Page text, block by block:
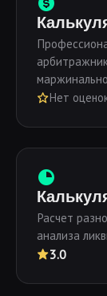
Нет
Расчет
анализа
3.0